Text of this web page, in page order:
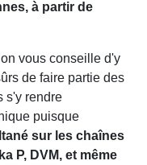
à partir de
vous conseille d'y
de faire partie des
s'y rendre
puisque
sur les chaînes
P, DVM, et même